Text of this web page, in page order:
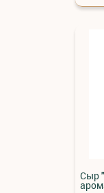
Сыр